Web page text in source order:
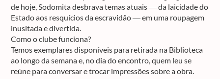
de hoje, Sodomita desbrava temas atuais ― da laicidade do
Estado aos resquícios da escravidão ― em uma roupagem
inusitada e divertida.
Como o clube funciona?
Temos exemplares disponíveis para retirada na Biblioteca
ao longo da semana e, no dia do encontro, quem leu se
reúne para conversar e trocar impressões sobre a obra.